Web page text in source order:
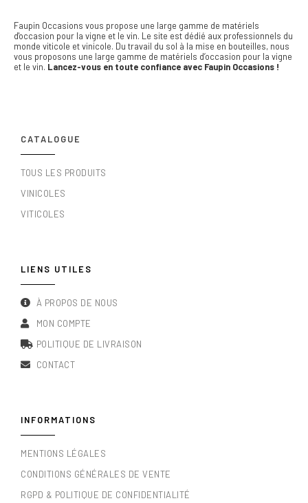
Faupin Occasions vous propose une large gamme de matériels
d'occasion pour la vigne et le vin. Le site est dédié aux professionnels du
monde viticole et vinicole. Du travail du sol à la mise en bouteilles, nous
vous proposons une large gamme de matériels d’occasion pour la vigne
et le vin. Lancez-vous en toute confiance avec Faupin Occasions !
CATALOGUE
TOUS LES PRODUITS
VINICOLES
VITICOLES
LIENS UTILES
À PROPOS DE NOUS
MON COMPTE
POLITIQUE DE LIVRAISON
CONTACT
INFORMATIONS
MENTIONS LÉGALES
CONDITIONS GÉNÉRALES DE VENTE
RGPD & POLITIQUE DE CONFIDENTIALITÉ